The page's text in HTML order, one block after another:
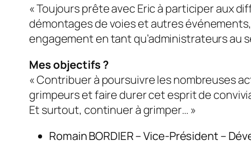
« Toujours prête avec Eric à participer aux
démontages de voies et autres
engagement en tant qu’administrateurs au
Mes objectifs ?
« Contribuer à poursuivre les nombreuses
grimpeurs et faire durer cet esprit de
Et surtout, continuer à grimper… »
Romain BORDIER – Vice-Président –